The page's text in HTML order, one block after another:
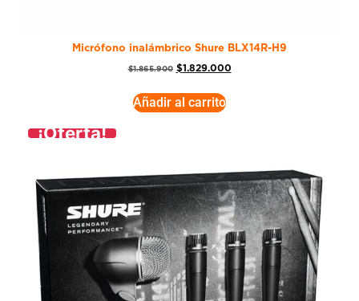
Micrófono inalámbrico Shure BLX14R-H9
$1.865.900 $1.829.000
Añadir al carrito
¡Oferta!